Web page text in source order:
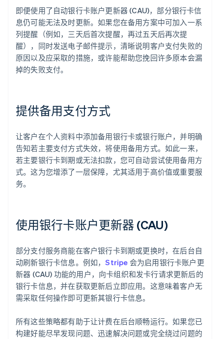
即便使用了自动银行卡账户更新器 (CAU)，部分银行卡信
息仍可能无法及时更新。如果您在备用方案中可加入一系
列提醒（例如，三天后首次提醒，再过五天后再次提
醒），同时发送电子邮件提示，清晰说明客户支付失败的
原因以及应采取的措施，或许能帮助您挽回许多原本会漏
掉的失败支付。
提供备用支付方式
让客户在个人资料中添加备用银行卡或银行账户，并明确
告知若主要支付方式失效，将使用备用方式。如此一来，
若主要银行卡到期或无法扣款，您可自动尝试使用备用方
式。这为您增添了一层保障，尤其适用于高价值或重要服
务。
使用银行卡账户更新器 (CAU)
部分支付服务商能在客户银行卡到期或更换时，在后台自
动刷新银行卡信息。例如，Stripe 会为启用银行卡账户更
新器 (CAU) 功能的用户，向卡组织和发卡行请求更新后的
银行卡信息，并在获取更新后立即应用。这意味着客户无
需采取任何操作即可更新其银行卡信息。
所有这些策略都有助于让计费在后台顺畅运行。如果您已
构建好能尽早发现问题、迅速解决问题或完全绕过问题的